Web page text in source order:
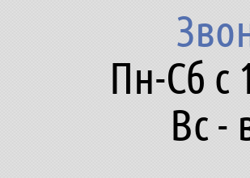
Пн-Сб с
Вс -